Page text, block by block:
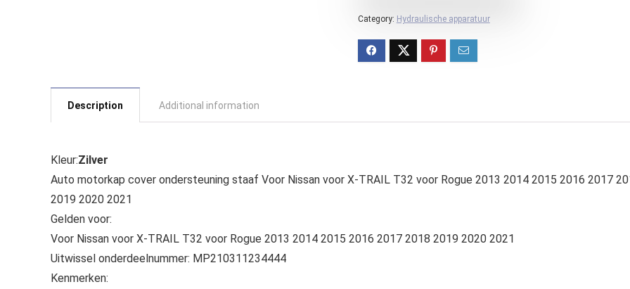
Category: Hydraulische apparatuur
Description Additional information
Kleur:Zilver
Auto motorkap cover ondersteuning staaf Voor Nissan voor X-TRAIL T32 voor Rogue 2013 2014 2015 2016 2017
2019 2020 2021
Gelden voor:
Voor Nissan voor X-TRAIL T32 voor Rogue 2013 2014 2015 2016 2017 2018 2019 2020 2021
Uitwissel onderdeelnummer: MP210311234444
Kenmerken: